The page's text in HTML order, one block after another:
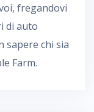
fregandovi
di auto
sapere chi sia
Farm.